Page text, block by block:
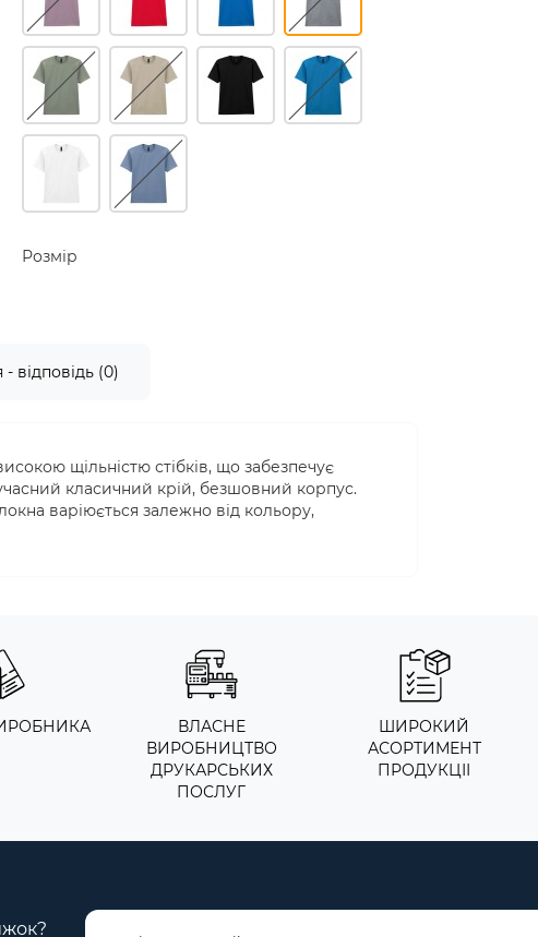
Розмір
відповідь (0)
щільністю стібків, що забезпечує
класичний крій, безшовний корпус.
варіюється залежно від кольору,
ВЛАСНЕ
ВИРОБНИЦТВО
ДРУКАРСЬКИХ
ПОСЛУГ
ШИРОКИЙ
АСОРТИМЕНТ
ПРОДУКЦІІ